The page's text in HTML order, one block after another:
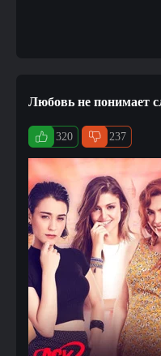
Любовь не понимает
320 237